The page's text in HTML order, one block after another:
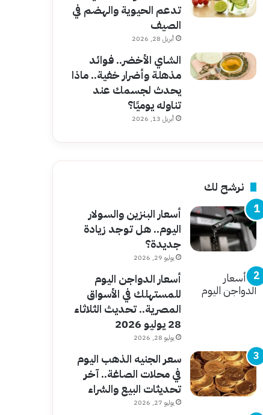
تدعم الحيوية والهضم في
الصيف
أبريل 28, 2026
الشاي الأخضر.. فوائد
مذهلة وأضرار خفية.. ماذا
يحدث لجسمك عند
تناوله يوميًا؟
أبريل 13, 2026
نرشح لك
أسعار البنزين والسولار
اليوم.. هل توجد زيادة
جديدة؟
يوليو 29, 2026
أسعار الدواجن اليوم
للمستهلك في الأسواق
المصرية.. تحديث الثلاثاء
28 يوليو 2026
يوليو 28, 2026
سعر الجنيه الذهب اليوم
في محلات الصاغة.. آخر
تحديثات البيع والشراء
يوليو 27, 2026